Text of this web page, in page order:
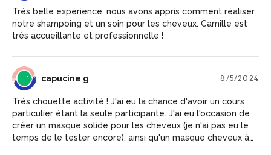
Très belle expérience, nous avons appris comment réaliser
notre shampoing et un soin pour les cheveux. Camille est
très accueillante et professionnelle !
CG capucine g 8/5/2024
Très chouette activité ! J'ai eu la chance d'avoir un cours
particulier étant la seule participante. J'ai eu l'occasion de
créer un masque solide pour les cheveux (je n'ai pas eu le
temps de le tester encore), ainsi qu'un masque cheveux à la